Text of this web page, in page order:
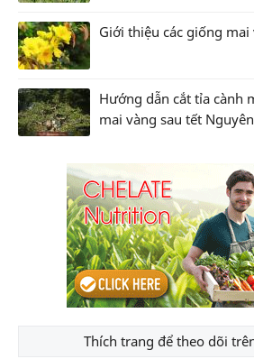
Giới thiệu các giống mai
Hướng dẫn cắt tỉa cành
mai vàng sau tết
Thích trang để theo dõi